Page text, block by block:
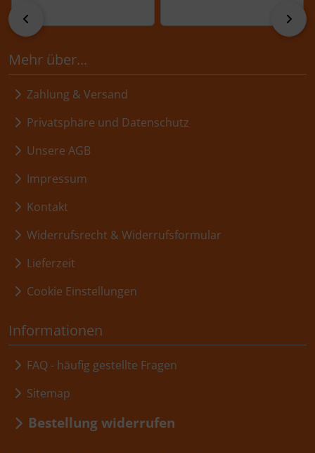
vor
Mehr über...
Zahlung & Versand
Privatsphäre und Datenschutz
Unsere AGB
Impressum
Kontakt
Widerrufsrecht & Widerrufsformular
Lieferzeit
Cookie Einstellungen
Informationen
FAQ - häufig gestellte Fragen
Sitemap
Bestellung widerrufen